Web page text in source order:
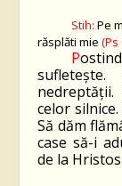
Stih: Pe
răsplăti mie
P
celor
Să dăm
case să-i
de la H